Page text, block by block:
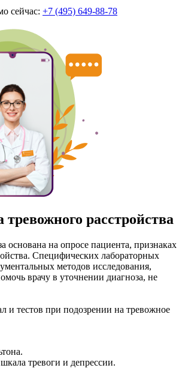
сейчас: +7 (495) 649-88-78
тревожного расстройства
основана на опросе пациента, признаках
Специфических лабораторных
методов исследования,
врачу в уточнении диагноза, не
и тестов при подозрении на тревожное
тревоги и депрессии.